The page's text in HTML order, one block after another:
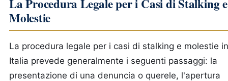
La Procedura Legale per i Casi di Stalking e
Molestie
La procedura legale per i casi di stalking e molestie in
Italia prevede generalmente i seguenti passaggi: la
presentazione di una denuncia o querele, l'apertura